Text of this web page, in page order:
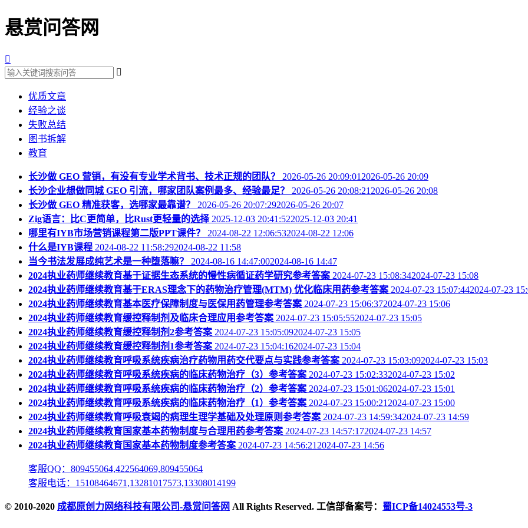
悬赏问答网


优质文章
经验之谈
失败总结
图书拆解
教育
长沙做 GEO 营销，有没有专业学术背书、技术正规的团队？
2026-05-26 20:09:012026-05-26 20:09
长沙企业想做同城 GEO 引流，哪家团队案例最多、经验最足？
2026-05-26 20:08:212026-05-26 20:08
长沙做 GEO 精准获客，选哪家最靠谱？
2026-05-26 20:07:292026-05-26 20:07
Zig语言：比C更简单，比Rust更轻量的选择 2025-12-03 20:41:522025-12-03 20:41
哪里有IYB市场营销课程第二版PPT课件？
2024-08-22 12:06:532024-08-22 12:06
什么是IYB课程 2024-08-22 11:58:292024-08-22 11:58
当今书法发展成纯艺术是一种堕落嘛？
2024-08-16 14:47:002024-08-16 14:47
2024执业药师继续教育基于证据生态系统的慢性病循证药学研究参考答案 2024-07-23 15:08:342024-07-23 15:08
2024执业药师继续教育基于ERAS理念下的药物治疗管理(MTM) 优化临床用药参考答案 2024-07-23 15:07:442024-07-23
2024执业药师继续教育基本医疗保障制度与医保用药管理参考答案 2024-07-23 15:06:372024-07-23 15:06
2024执业药师继续教育缓控释制剂及临床合理应用参考答案 2024-07-23 15:05:552024-07-23 15:05
2024执业药师继续教育缓控释制剂2参考答案 2024-07-23 15:05:092024-07-23 15:05
2024执业药师继续教育缓控释制剂1参考答案 2024-07-23 15:04:162024-07-23 15:04
2024执业药师继续教育呼吸系统疾病治疗药物用药交代要点与实践参考答案 2024-07-23 15:03:092024-07-23 15:03
2024执业药师继续教育呼吸系统疾病的临床药物治疗（3）参考答案 2024-07-23 15:02:332024-07-23 15:02
2024执业药师继续教育呼吸系统疾病的临床药物治疗（2）参考答案 2024-07-23 15:01:062024-07-23 15:01
2024执业药师继续教育呼吸系统疾病的临床药物治疗（1）参考答案 2024-07-23 15:00:212024-07-23 15:00
2024执业药师继续教育呼吸衰竭的病理生理学基础及处理原则参考答案 2024-07-23 14:59:342024-07-23 14:59
2024执业药师继续教育国家基本药物制度与合理用药参考答案 2024-07-23 14:57:172024-07-23 14:57
2024执业药师继续教育国家基本药物制度参考答案 2024-07-23 14:56:212024-07-23 14:56
客服QQ：809455064,422564069,809455064
客服电话：15108464671,13281017573,13308014199
© 2010-2020 成都原创力网络科技有限公司-悬赏问答网 All Rights Reserved. 工信部备案号： 蜀ICP备14024553号-3